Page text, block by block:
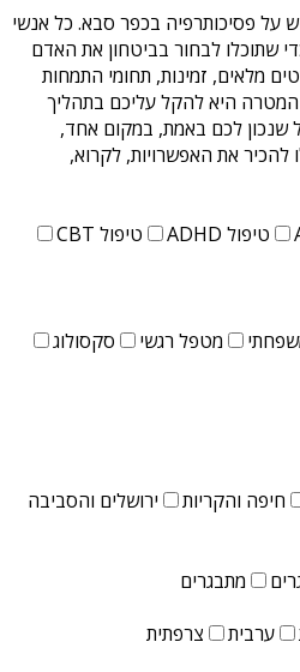
על פסיכותרפיה בכפר סבא. כל אנשי
שתוכלו לבחור בביטחון את האדם
מלאים, זמינות, תחומי התמחות
המטרה היא להקל עליכם בתהליך
שנכון לכם באמת, במקום אחד,
להכיר את האפשרויות, לקרוא,
טיפול ADHD
טיפול CBT
מטפל רגשי
סקסולוג
חיפה והקריות ירושלים והסביבה
מתבגרים
ערבית צרפתית